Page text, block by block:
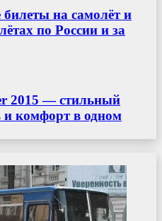
на самолёт и
по России и за
2015 — стильный
и комфорт в одном